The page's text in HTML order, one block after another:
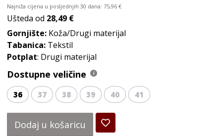
Najniža cijena u posljednjih 30 dana:75,96€
Ušteda od 28,49 €
Gornjište: Koža/Drugi materijal
Tabanica: Tekstil
Potplat: Drugi materijal
Dostupne veličine
36 37 38 39 40 41
Dodaj u košaricu